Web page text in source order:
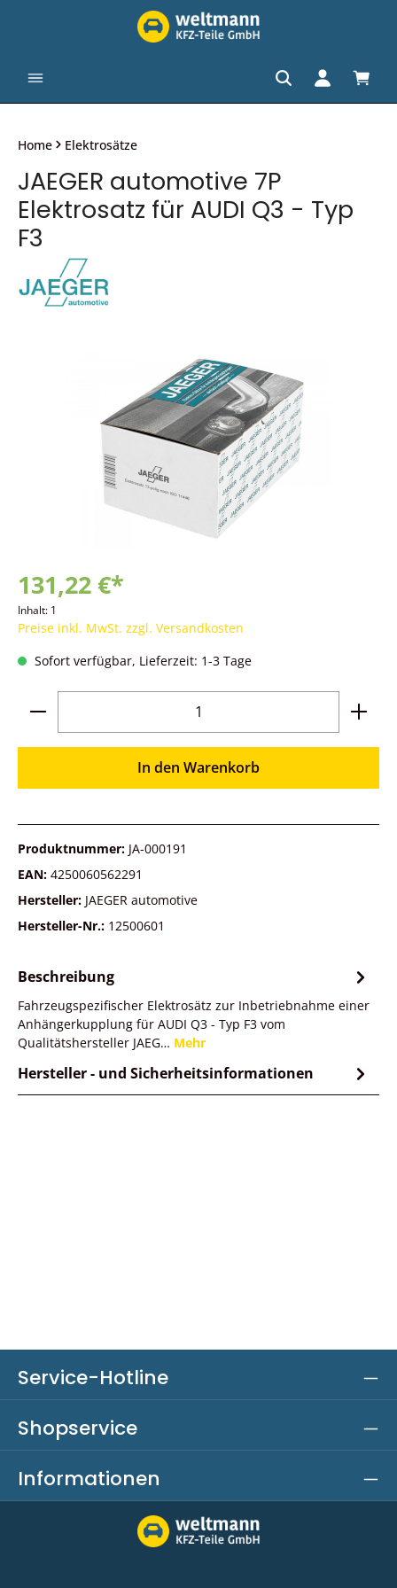
Home Elektrosätze
JAEGER automotive 7P
Elektrosatz für AUDI Q3 - Typ
F3
131,22 €*
Inhalt: 1
Preise inkl. MwSt. zzgl. Versandkosten
Sofort verfügbar, Lieferzeit: 1-3 Tage
Produkt Anzahl: Gib den gewünschten
In den Warenkorb
Produktnummer: JA-000191
EAN: 4250060562291
Hersteller: JAEGER automotive
Hersteller-Nr.: 12500601
Beschreibung
Fahrzeugspezifischer Elektrosätz zur Inbetriebnahme einer
Anhängerkupplung für AUDI Q3 - Typ F3 vom
Qualitätshersteller JAEG… Mehr
Hersteller - und Sicherheitsinformationen
Service-Hotline
Shopservice
Informationen